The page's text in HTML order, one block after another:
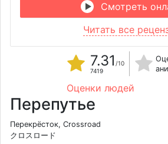
Смотреть
Читать все
7.31 /10
7419
Оценки людей
Перепутье
Перекрёсток, Crossroad
クロスロード